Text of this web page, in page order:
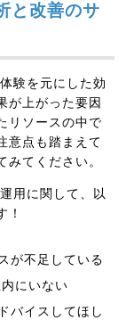
と改善のサ
験を元にした効
が上がった要因
リソースの中で
意点も踏まえて
てください。
用に関して、以
！
が不足している
にいない
バイスしてほし